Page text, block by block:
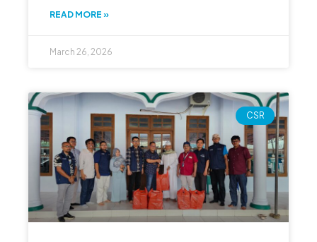
READ MORE »
March 26, 2026
CSR